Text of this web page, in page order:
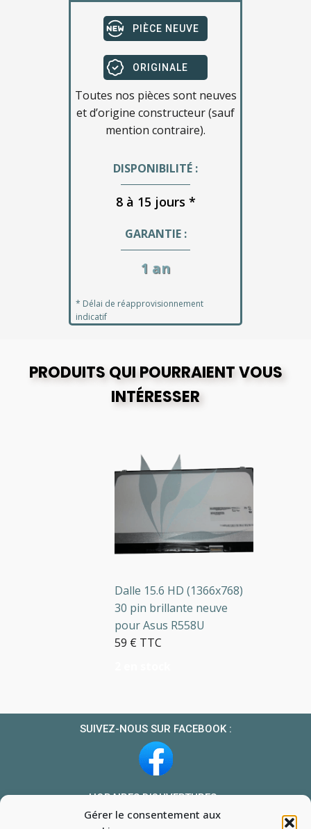
Gérer le consentement aux
PIÈCE NEUVE
ORIGINALE
Toutes nos pièces sont neuves
et d’origine constructeur (sauf
mention contraire).
DISPONIBILITÉ :
8 à 15 jours *
GARANTIE :
1 an
* Délai de réapprovisionnement
indicatif
PRODUITS QUI POURRAIENT VOUS
INTÉRESSER
Dalle 15.6 HD (1366x768)
30 pin brillante neuve
pour Asus R558U
59 € TTC
SUIVEZ-NOUS SUR FACEBOOK :
HORAIRES D’OUVERTURES :
Du lundi au vendredi : 10h-13h et 14h-19h